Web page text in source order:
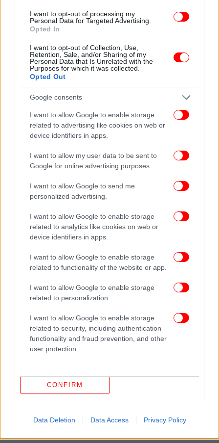
I want to opt-out of processing my
Personal Data for Targeted Advertising.
Opted In
I want to opt-out of Collection, Use,
Retention, Sale, and/or Sharing of my
Personal Data that Is Unrelated with the
Purposes for which it was collected.
Opted Out
Google consents
I want to allow Google to enable storage
related to advertising like cookies on web or
device identifiers in apps.
I want to allow my user data to be sent to
Google for online advertising purposes.
I want to allow Google to send me
personalized advertising.
I want to allow Google to enable storage
related to analytics like cookies on web or
device identifiers in apps.
I want to allow Google to enable storage
related to functionality of the website or app.
I want to allow Google to enable storage
related to personalization.
I want to allow Google to enable storage
related to security, including authentication
functionality and fraud prevention, and other
user protection.
CONFIRM
Data Deletion Data Access Privacy Policy
Σοκ στον Αγιο Δημήτριο: Ο ναύτης σκότωσε τον γιο του
ταξίαρχου λόγω ερωτικής αντιζηλίας -Το ραντεβού στο
ΠΕΡΙΣΣΟΤΕΡΑ ΒΙΝΤΕΟ
Ακολουθήστε το στο Google Newsκαι μάθετε
πρώτοι όλες τις ειδήσεις
ΕΝΔΟΟΙΚΟΓΕΝΕΙΑΚΉ ΒΊΑ